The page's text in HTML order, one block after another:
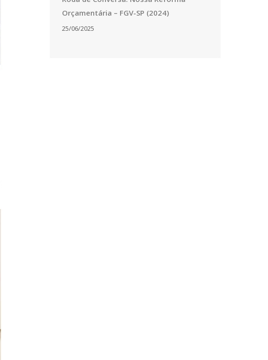
Orçamentária – FGV-SP (2024)
25/06/2025